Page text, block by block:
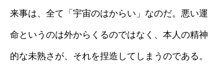
来事は、全て「宇宙のはからい」なのだ。悪い運
命というのは外からくるのではなく、本人の精神
的な未熟さが、それを捏造してしまうのである。